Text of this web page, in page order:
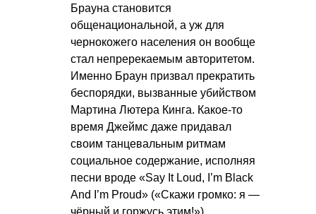
Брауна становится
общенациональной, а уж для
чернокожего населения он вообще
стал непререкаемым авторитетом.
Именно Браун призвал прекратить
беспорядки, вызванные убийством
Мартина Лютера Кинга. Какое-то
время Джеймс даже придавал
своим танцевальным ритмам
социальное содержание, исполняя
песни вроде «Say It Loud, I’m Black
And I’m Proud» («Скажи громко: я —